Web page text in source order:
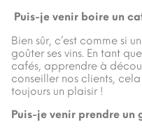
Puis-je venir boire un
Bien sûr, c’est comme si
goûter ses vins. En tant
cafés, apprendre à
conseiller nos clients,
toujours un plaisir !
Puis-je venir prendre un